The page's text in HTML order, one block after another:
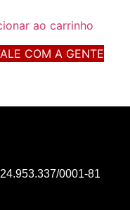
ao carrinho
COM A GENTE
0001-81